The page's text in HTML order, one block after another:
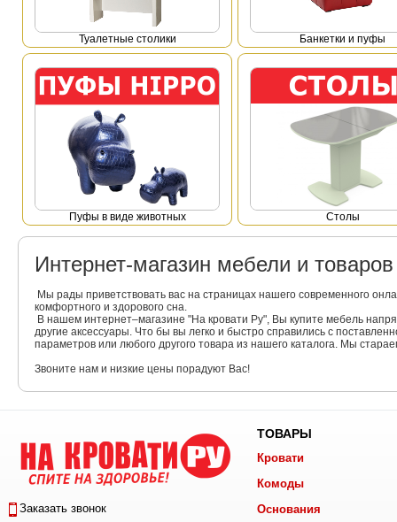
Туалетные столики Банкетки и пуфы
Пуфы в виде животных Столы
Интернет-магазин мебели и
Мы рады приветствовать вас на страницах нашего современного
комфортного и здорового сна.
В нашем интернет–магазине "На кровати Ру", Вы купите мебель
другие аксессуары. Что бы вы легко и быстро справились с
параметров или любого другого товара из нашего каталога. Мы
Звоните нам и низкие цены порадуют Вас!
Заказать звонок
ТОВАРЫ
Кровати
Комоды
Основания